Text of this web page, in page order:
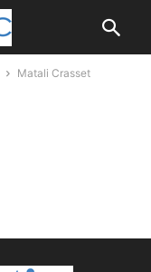
Matali Crasset